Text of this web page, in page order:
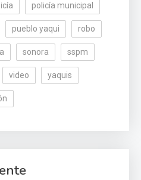
policía municipal
pueblo yaqui robo
sonora sspm
video yaquis